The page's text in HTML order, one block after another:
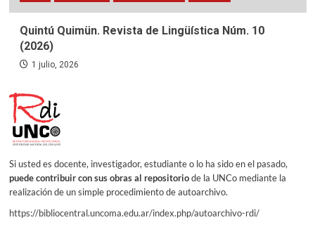
Quintú Quimün. Revista de Lingüística Núm. 10
(2026)
1 julio, 2026
Si usted es docente, investigador, estudiante o lo ha sido en el pasado,
puede contribuir con sus obras al repositoriode la UNCo mediante la
realización de un simple procedimiento de autoarchivo.
https://bibliocentral.uncoma.edu.ar/index.php/autoarchivo-rdi/